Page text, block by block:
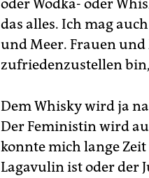
oder Wodka- oder
das alles. Ich mag
und Meer. Frauen
zufriedenzustellen
Dem Whisky wird ja
Der Feministin wird
konnte mich lange
Lagavulin ist oder der